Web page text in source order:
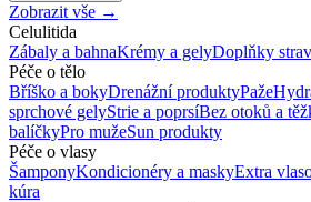
Zobrazit vše →
Celulitida
Zábaly a bahnaKrémy a gelyDoplňky
Péče o tělo
Bříško a bokyDrenážní produktyPaže
sprchové gelyStrie a poprsíBez otoků a
balíčkyPro mužeSun produkty
Péče o vlasy
ŠamponyKondicionéry a maskyExtra
kúra